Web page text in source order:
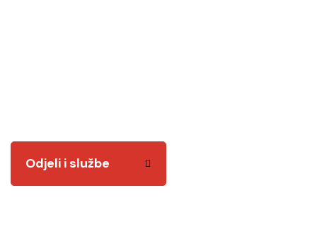
Odjeli i službe